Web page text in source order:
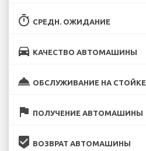
timer СРЕДН. ОЖИДАНИЕ
directions_car КАЧЕСТВО АВТОМАШИНЫ
room_service ОБСЛУЖИВАНИЕ НА СТОЙКЕ
flag ПОЛУЧЕНИЕ АВТОМАШИНЫ
beenhere ВОЗВРАТ АВТОМАШИНЫ